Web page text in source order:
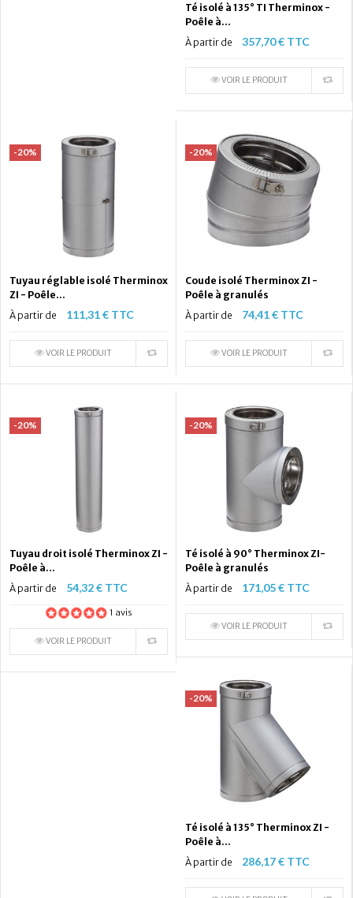
Té isolé à 135° TI Therminox -
Poêle à...
À partir de
357,70 € TTC
VOIR LE PRODUIT
-20%
Tuyau réglable isolé Therminox
ZI - Poêle...
À partir de
111,31 € TTC
VOIR LE PRODUIT
-20%
Coude isolé Therminox ZI -
Poêle à granulés
À partir de
74,41 € TTC
VOIR LE PRODUIT
-20%
Tuyau droit isolé Therminox ZI -
Poêle à...
À partir de
54,32 € TTC
1 avis
VOIR LE PRODUIT
-20%
Té isolé à 90° Therminox ZI-
Poêle à granulés
À partir de
171,05 € TTC
VOIR LE PRODUIT
-20%
Té isolé à 135° Therminox ZI -
Poêle à...
À partir de
286,17 € TTC